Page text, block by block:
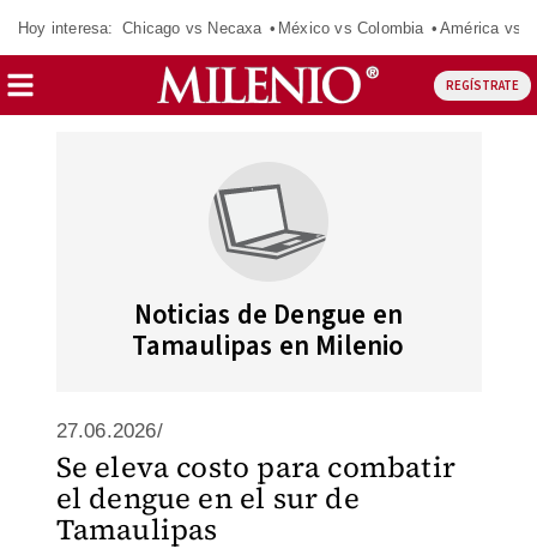
Hoy interesa: Chicago vs Necaxa México vs Colombia América vs
REGÍSTRATE
Noticias de Dengue en
Tamaulipas en Milenio
27.06.2026/
Se eleva costo para combatir
el dengue en el sur de
Tamaulipas